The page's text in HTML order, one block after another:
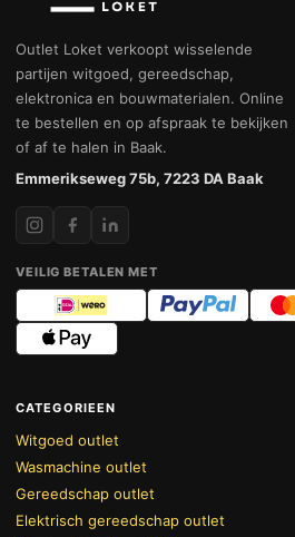
Outlet Loket verkoopt wisselende
partijen witgoed, gereedschap,
elektronica en bouwmaterialen. Online
te bestellen en op afspraak te bekijken
of af te halen in Baak.
Emmerikseweg 75b, 7223 DA Baak
VEILIG BETALEN MET
CATEGORIEEN
Witgoed outlet
Wasmachine outlet
Gereedschap outlet
Elektrisch gereedschap outlet